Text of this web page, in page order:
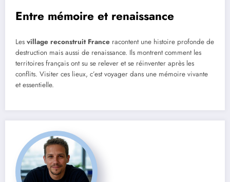
Entre mémoire et renaissance
Les village reconstruit France racontent une histoire profonde de
destruction mais aussi de renaissance. Ils montrent comment les
territoires français ont su se relever et se réinventer après les
conflits. Visiter ces lieux, c’est voyager dans une mémoire vivante
et essentielle.